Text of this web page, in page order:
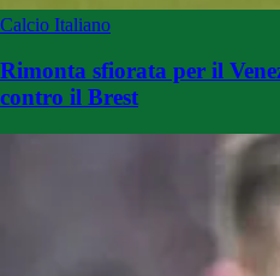
Calcio Italiano
Rimonta sfiorata per il
contro il Brest